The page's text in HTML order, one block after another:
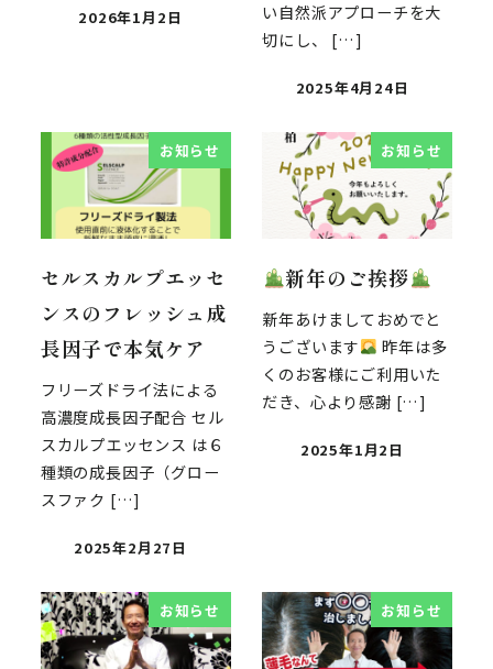
2026年1月2日
い自然派アプローチを大
切にし、 […]
2025年4月24日
お知らせ
セルスカルプエッセ
ンスのフレッシュ成
長因子で本気ケア
フリーズドライ法による
高濃度成長因子配合 セル
スカルプエッセンス は６
種類の成長因子（グロー
スファク […]
2025年2月27日
お知らせ
新年のご挨拶
新年あけましておめでと
うございます
昨年は多
くのお客様にご利用いた
だき、心より感謝 […]
2025年1月2日
お知らせ お知らせ